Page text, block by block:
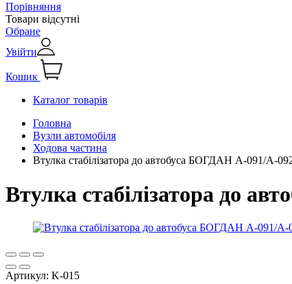
Порівняння
Товари відсутні
Обране
Увійти
Кошик
Каталог товарів
Головна
Вузли автомобіля
Ходова частина
Втулка стабілізатора до автобуса БОГДАН А-091/А-
Втулка стабілізатора до
Артикул: K-015